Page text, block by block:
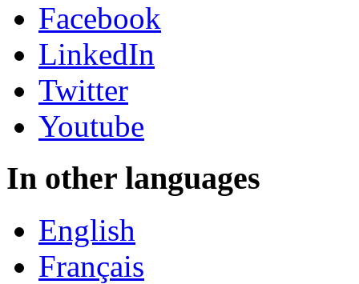
Facebook
LinkedIn
Twitter
Youtube
In other languages
English
Français